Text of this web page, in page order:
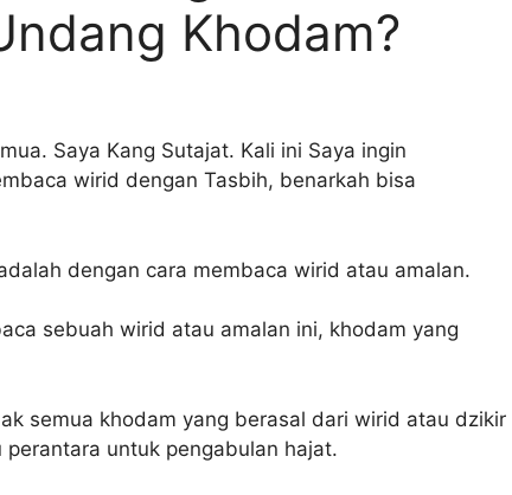
Khodam?
Saya Kang Sutajat. Kali ini Saya ingin
wirid dengan Tasbih, benarkah bisa
dengan cara membaca wirid atau amalan.
sebuah wirid atau amalan ini, khodam yang
semua khodam yang berasal dari wirid atau dzikir
untuk pengabulan hajat.